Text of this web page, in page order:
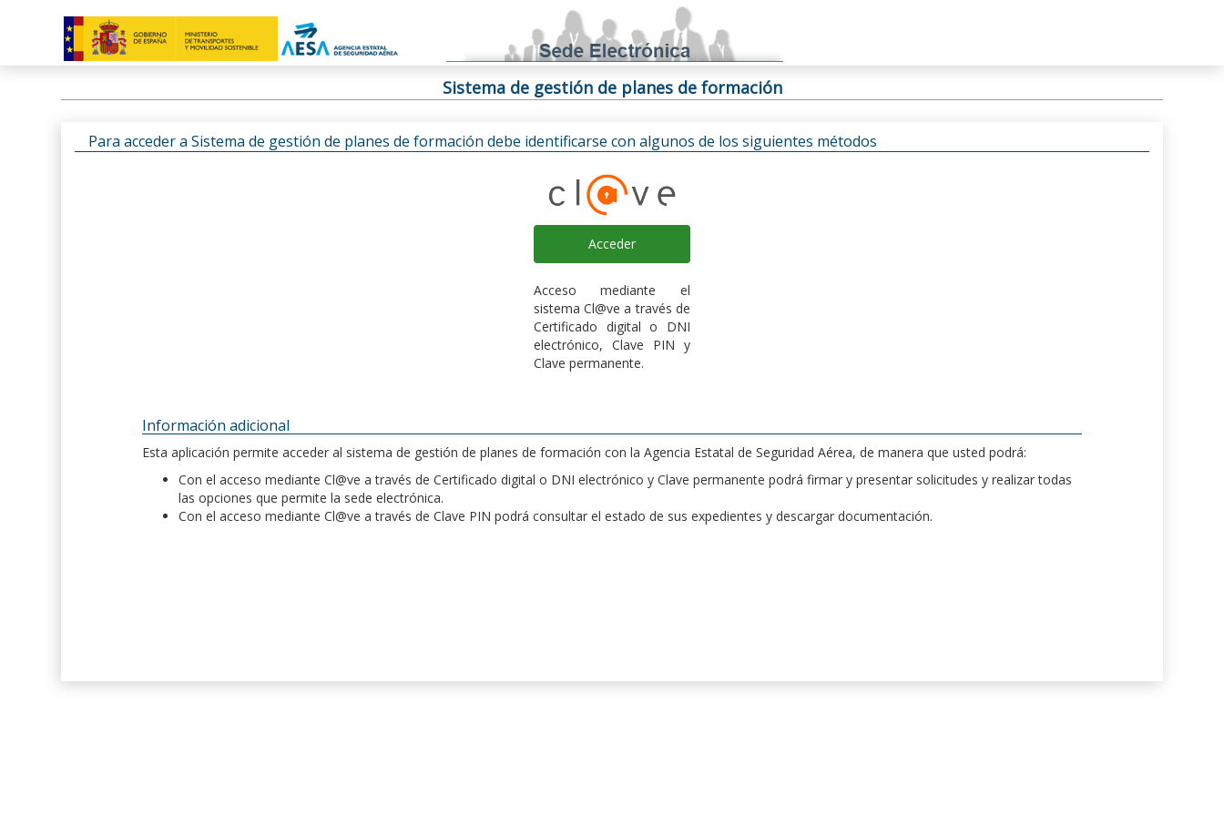
Sistema de gestión de planes de formación
Para acceder a Sistema de gestión de planes de formación debe identificarse con algunos de los siguientes métodos
Acceder
Acceso mediante el
sistema Cl@ve a través de
Certificado digital o DNI
electrónico, Clave PIN y
Clave permanente.
Información adicional
Esta aplicación permite acceder al sistema de gestión de planes de formación con la Agencia Estatal de Seguridad Aérea, de manera que usted podrá:
Con el acceso mediante Cl@ve a través de Certificado digital o DNI electrónico y Clave permanente podrá firmar y presentar solicitudes y realizar todas
las opciones que permite la sede electrónica.
Con el acceso mediante Cl@ve a través de Clave PIN podrá consultar el estado de sus expedientes y descargar documentación.